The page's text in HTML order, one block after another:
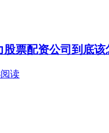
股票配资公司到底该
读